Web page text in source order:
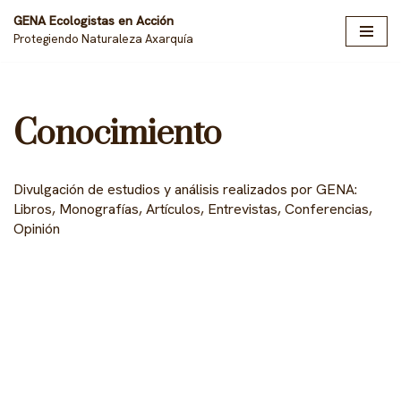
Saltar
GENA Ecologistas en Acción
Protegiendo Naturaleza Axarquía
Conocimiento
Divulgación de estudios y análisis realizados por GENA:
Libros, Monografías, Artículos, Entrevistas, Conferencias,
Opinión